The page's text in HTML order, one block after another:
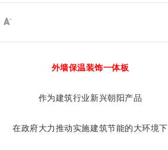
外墙保温装饰一体板
作为建筑行业新兴朝阳产品
在政府大力推动实施建筑节能的大环境下